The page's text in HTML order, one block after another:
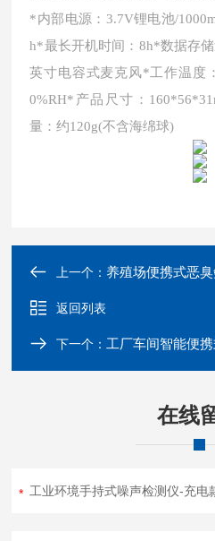
*内部电源：3.7V锂电池/
h*最长开机时间：8h*数据存
英寸电容式麦克风*工作温度
0%RH*产品尺寸：
量：约120g(不含海绵球)
上一个： 养殖场便携式恶臭
返回列表
下一个： 工厂车间智能便
在线